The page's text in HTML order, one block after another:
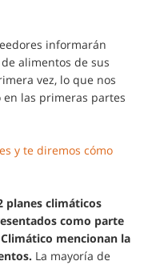
informarán
alimentos de sus
vez, lo que nos
las primeras partes
y te diremos cómo
planes climáticos
como parte
mencionan la
La mayoría de